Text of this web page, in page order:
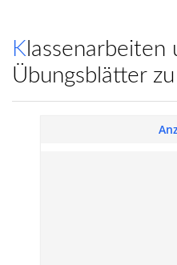
Klassenarbeiten und
Übungsblätter zu